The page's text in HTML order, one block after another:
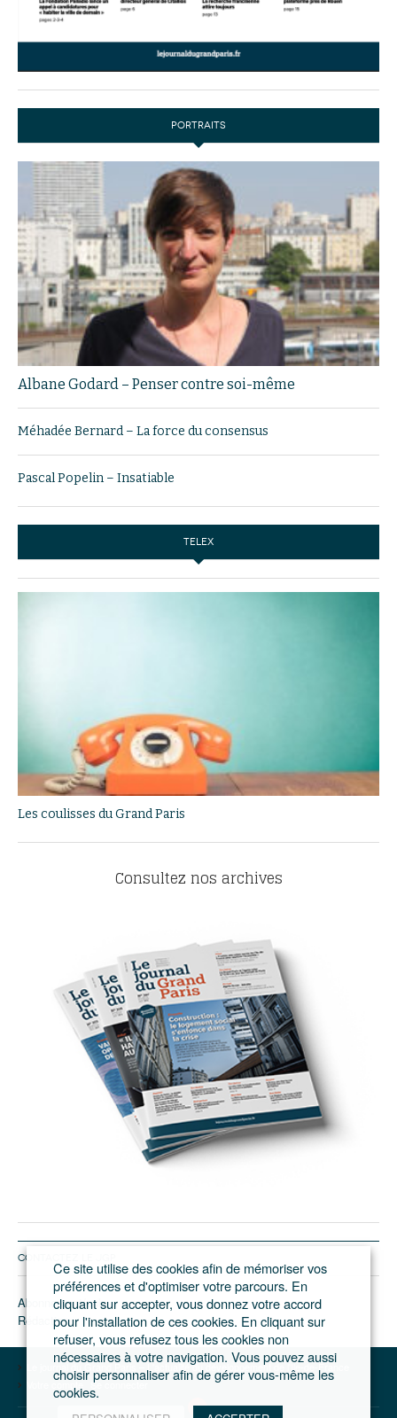
PORTRAITS
Albane Godard – Penser contre soi-même
Méhadée Bernard – La force du consensus
Pascal Popelin – Insatiable
TELEX
Les coulisses du Grand Paris
Consultez nos archives
CONTACTEZ LE JGP
Abonnement/pub
Rédaction
Le journal du Grand Paris – L'actualité du développement de l'Ile-de-France
Votre compte
Se connecter
Ce site utilise des cookies afin de mémoriser vos
préférences et d'optimiser votre parcours. En
cliquant sur accepter, vous donnez votre accord
pour l'installation de ces cookies. En cliquant sur
refuser, vous refusez tous les cookies non
nécessaires à votre navigation. Vous pouvez aussi
choisir personnaliser afin de gérer vous-même les
cookies.